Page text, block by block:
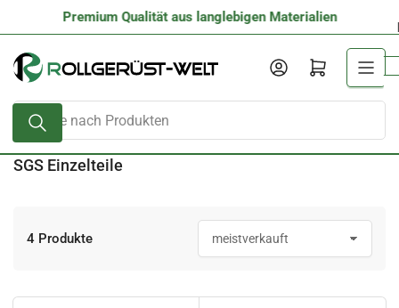
Inhalt
springen
Premium Qualität aus langlebigen Materialien
Suche
nach
Produkten
AnmeldenMini-Warenkorb öffnen
SGS Einzelteile
o
t
4 Produkte